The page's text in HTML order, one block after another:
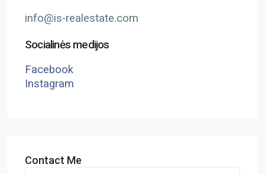
info@is-realestate.com
Socialinės medijos
Facebook
Instagram
Contact Me